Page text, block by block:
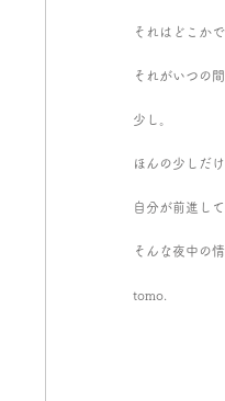
それはどこか
それがいつの
少し。
ほんの少しだけ
自分が前進し
そんな夜中の
tomo.